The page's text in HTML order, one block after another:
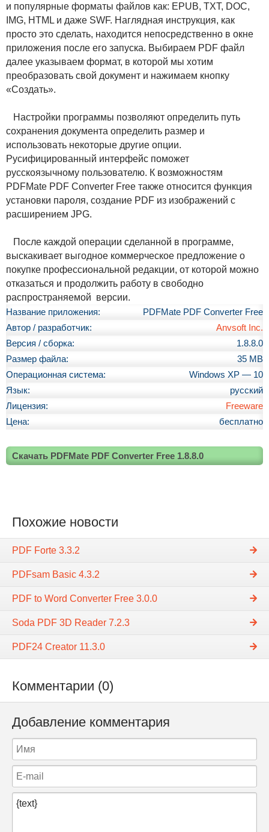
и популярные форматы файлов как: EPUB, TXT, DOC,
IMG, HTML и даже SWF. Наглядная инструкция, как
просто это сделать, находится непосредственно в окне
приложения после его запуска. Выбираем PDF файл
далее указываем формат, в которой мы хотим
преобразовать свой документ и нажимаем кнопку
«Создать».
Настройки программы позволяют определить путь
сохранения документа определить размер и
использовать некоторые другие опции.
Русифицированный интерфейс поможет
русскоязычному пользователю. К возможностям
PDFMate PDF Converter Free также относится функция
установки пароля, создание PDF из изображений с
расширением JPG.
После каждой операции сделанной в программе,
выскакивает выгодное коммерческое предложение о
покупке профессиональной редакции, от которой можно
отказаться и продолжить работу в свободно
распространяемой версии.
Название приложения:
PDFMate PDF Converter Free
Автор / разработчик:
Anvsoft Inc.
Версия / сборка:
1.8.8.0
Размер файла:
35 MB
Операционная система:
Windows XP — 10
Язык:
русский
Лицензия:
Freeware
Цена:
бесплатно
Скачать PDFMate PDF Converter Free 1.8.8.0
Похожие новости
PDF Forte 3.3.2
PDFsam Basic 4.3.2
PDF to Word Converter Free 3.0.0
Soda PDF 3D Reader 7.2.3
PDF24 Creator 11.3.0
Комментарии (0)
Добавление комментария